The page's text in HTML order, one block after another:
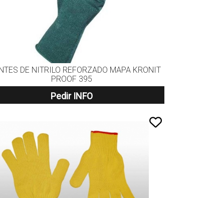
DE NITRILO REFORZADO MAPA KRONIT
PROOF 395
Pedir INFO